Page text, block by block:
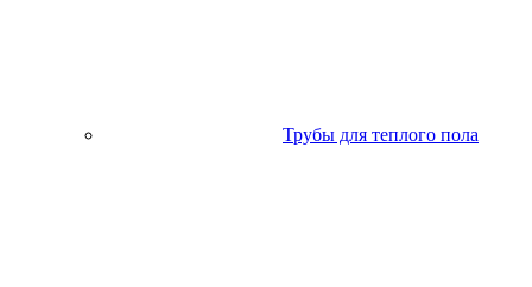
Трубы для теплого пола